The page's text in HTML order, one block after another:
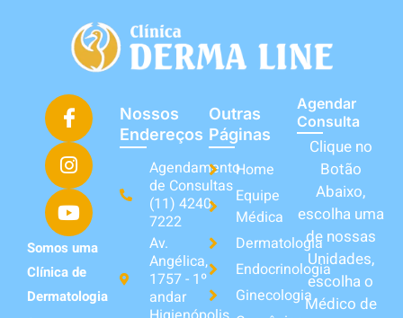
Somos uma
Clínica de
Dermatologia
Nossos
Endereços
Agendamento
de Consultas
(11) 4240-
7222
Av.
Angélica,
1757 - 1º
andar
Outras
Páginas
Home
Equipe
Médica
Dermatologia
Endocrinologia
Ginecologia
Agendar
Consulta
Clique no
Botão
Abaixo,
escolha uma
de nossas
Unidades,
escolha o
Médico de